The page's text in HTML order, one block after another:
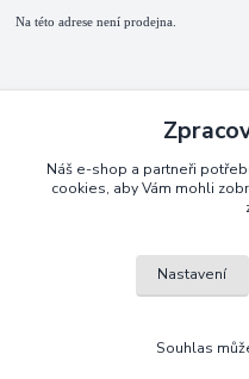
Na této adrese není prodejna.
+420 725 889 873
(Po-Ne, 9-18 hod.)
Náš e-shop a partneři
cookies, aby Vám mohli
Nastavení
Souhlas